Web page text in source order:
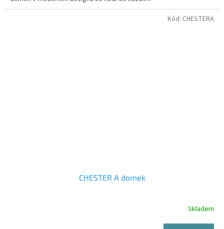
CHESTER A domek
Skladem
Kód: CHESTERA